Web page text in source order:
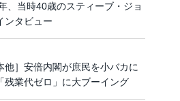
、当時40歳のスティーブ・ジョ
ンタビュー
他］安倍内閣が庶民を小バカに
残業代ゼロ」に大ブーイング